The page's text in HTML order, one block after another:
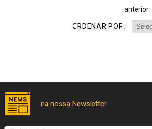
anterior
ORDENAR POR: